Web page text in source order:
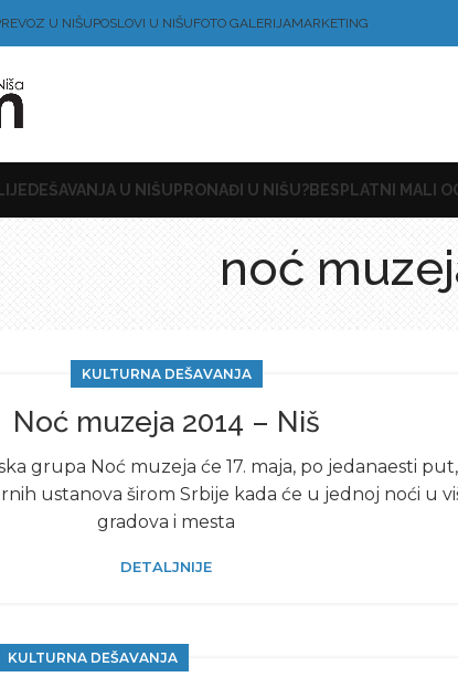
U NIŠUPOSLOVI U NIŠUFOTO GALERIJAMARKETING
DEŠAVANJA U NIŠU PRONAĐI U NIŠU?BESPLATNI MALI
noć
KULTURNA DEŠAVANJA
Noć muzeja 2014 – Niš
grupa Noć muzeja će 17. maja, po jedanaesti
ustanova širom Srbije kada će u jednoj noći u
gradova i mesta
DETALJNIJE
KULTURNA DEŠAVANJA